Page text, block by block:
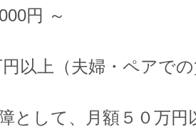
円 ～
円以上（夫婦・ペアで
として、月額５０万円